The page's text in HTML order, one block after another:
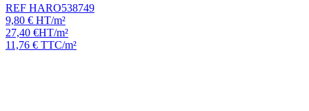
REF HARO538749
9,80 € HT/m²
27,40 €HT/m²
11,76 € TTC/m²